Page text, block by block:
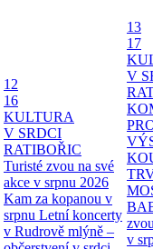
12
16
KULTURA
V SRDCI
RATIBOŘIC
Turisté zvou na své
akce v srpnu 2026
Kam za kopanou v
srpnu Letní koncerty
v Rudrově mlýně –
13
17
V
v